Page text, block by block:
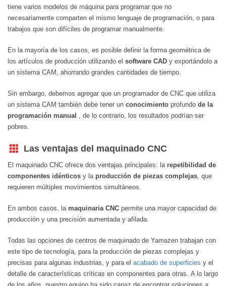
tiene varios modelos de máquina para programar que no
necesariamente comparten el mismo lenguaje de programación, o para
trabajos que son difíciles de programar manualmente.
En la mayoría de los casos, es posible definir la forma geométrica de
los artículos de producción utilizando el software CAD y exportándolo a
un sistema CAM, ahorrando grandes cantidades de tiempo.
Sin embargo, debemos agregar que un programador de CNC que utiliza
un sistema CAM también debe tener un conocimiento profundo de la
programación manual , de lo contrario, los resultados podrían ser
pobres.
Las ventajas del maquinado CNC
El maquinado CNC ofrece dos ventajas principales: la repetibilidad de
componentes idénticos y la producción de piezas complejas, que
requieren múltiples movimientos simultáneos.
En ambos casos, la maquinaria CNC permite una mayor capacidad de
producción y una precisión aumentada y afilada.
Todas las opciones de centros de maquinado de Yamazen trabajan con
este tipo de tecnología, para la producción de piezas complejas y
precisas para algunas industrias, y para el acabado de superficies y el
detalle de características críticas en componentes para otras. A lo largo